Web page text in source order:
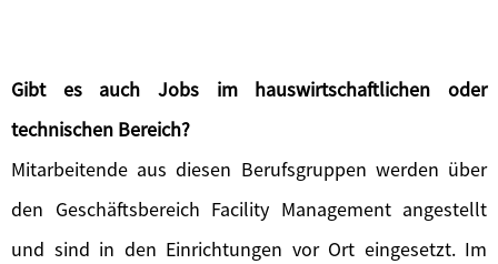
Gibt es auch Jobs im hauswirtschaftlichen oder
technischen Bereich?
Mitarbeitende aus diesen Berufsgruppen werden über
den Geschäftsbereich Facility Management angestellt
und sind in den Einrichtungen vor Ort eingesetzt. Im